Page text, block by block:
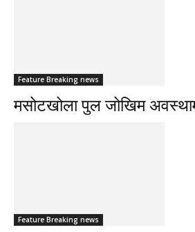
Feature Breaking news
मसोटखोला पुल जोखिम
Feature Breaking news